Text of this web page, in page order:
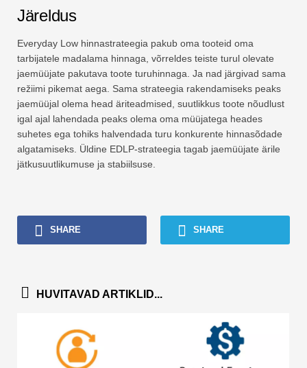
Järeldus
Everyday Low hinnastrateegia pakub oma tooteid oma
tarbijatele madalama hinnaga, võrreldes teiste turul olevate
jaemüüjate pakutava toote turuhinnaga. Ja nad järgivad sama
režiimi pikemat aega. Sama strateegia rakendamiseks peaks
jaemüüjal olema head äriteadmised, suutlikkus toote nõudlust
igal ajal lahendada peaks olema oma müüjatega heades
suhetes ega tohiks halvendada turu konkurente hinnasõdade
algatamiseks. Üldine EDLP-strateegia tagab jaemüüjate ärile
jätkusuutlikumuse ja stabiilsuse.
SHARE SHARE
HUVITAVAD ARTIKLID...